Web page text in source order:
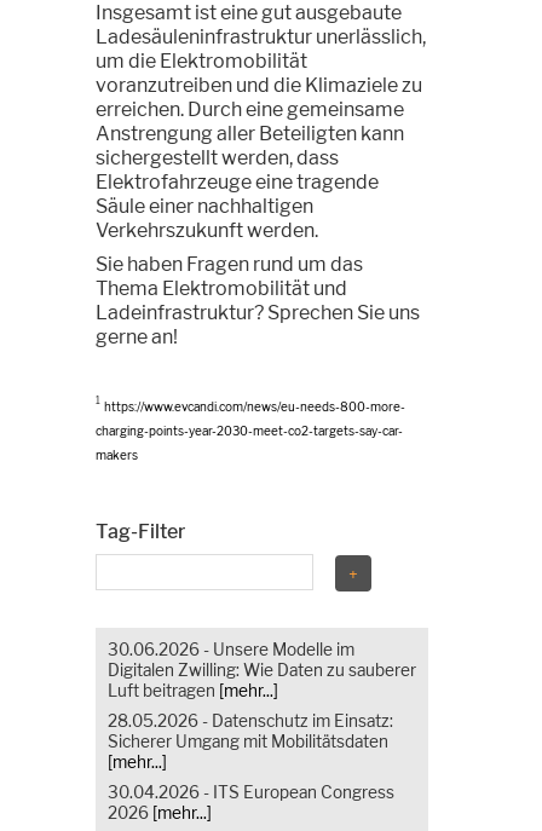
Insgesamt ist eine gut ausgebaute
Ladesäuleninfrastruktur unerlässlich,
um die Elektromobilität
voranzutreiben und die Klimaziele zu
erreichen. Durch eine gemeinsame
Anstrengung aller Beteiligten kann
sichergestellt werden, dass
Elektrofahrzeuge eine tragende
Säule einer nachhaltigen
Verkehrszukunft werden.
Sie haben Fragen rund um das
Thema Elektromobilität und
Ladeinfrastruktur? Sprechen Sie uns
gerne an!
1 https://www.evcandi.com/news/eu-needs-800-more-
charging-points-year-2030-meet-co2-targets-say-car-
makers
Tag-Filter
30.06.2026 - Unsere Modelle im
Digitalen Zwilling: Wie Daten zu sauberer
Luft beitragen [mehr...]
28.05.2026 - Datenschutz im Einsatz:
Sicherer Umgang mit Mobilitätsdaten
[mehr...]
30.04.2026 - ITS European Congress
2026 [mehr...]